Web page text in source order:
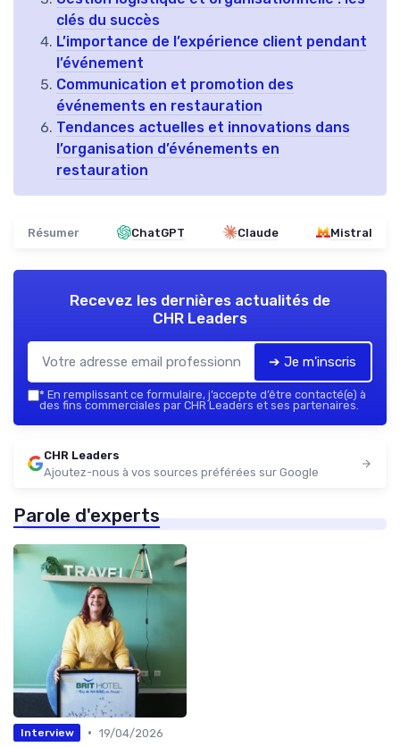
clés du succès
L’importance de l’expérience client pendant
l’événement
Communication et promotion des
événements en restauration
Tendances actuelles et innovations dans
l’organisation d’événements en
restauration
Résumer ChatGPT Claude Mistral
Recevez les dernières actualités de
CHR Leaders
➔ Je m'inscris
* En remplissant ce formulaire, j’accepte d’être contacté(e) à
des fins commerciales par CHR Leaders et ses partenaires.
CHR Leaders
Ajoutez-nous à vos sources préférées sur Google
Parole d'experts
Interview • 19/04/2026